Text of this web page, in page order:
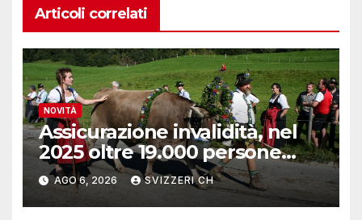
Articoli correlati
NOVITÀ
Assicurazione invalidità, nel
2025 oltre 19.000 persone
reinserite nel mercato del
lavoro
AGO 6, 2026 SVIZZERI CH